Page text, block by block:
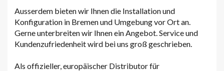
Ausserdem bieten wir Ihnen die Installation und
Konfiguration in Bremen und Umgebung vor Ort an.
Gerne unterbreiten wir Ihnen ein Angebot. Service und
Kundenzufriedenheit wird bei uns groß geschrieben.
Als offizieller, europäischer Distributor für